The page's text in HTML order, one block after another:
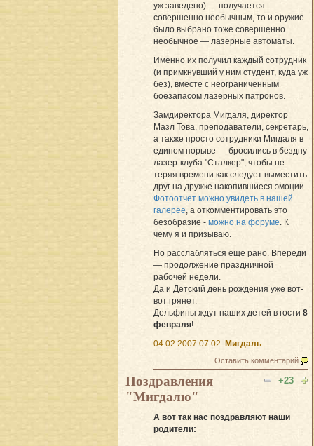
уж заведено) — получается
совершенно необычным, то и оружие
было выбрано тоже совершенно
необычное — лазерные автоматы.
Именно их получил каждый сотрудник
(и примкнувший у ним студент, куда уж
без), вместе с неограниченным
боезапасом лазерных патронов.
Замдиректора Мигдаля, директор
Мазл Това, преподаватели, секретарь,
а также просто сотрудники Мигдаля в
едином порыве — бросились в бездну
лазер-клуба "Сталкер", чтобы не
теряя времени как следует выместить
друг на дружке накопившиеся эмоции.
Фотоотчет можно увидеть в нашей
галерее, а откомментировать это
безобразие - можно на форуме. К
чему я и призываю.
Но расслабляться еще рано. Впереди
— продолжение праздничной
рабочей недели.
Да и Детский день рождения уже вот-
вот грянет.
Дельфины ждут наших детей в гости 8
февраля!
04.02.2007 07:02
Мигдаль
Оставить комментарий
+23
Поздравления
"Мигдалю"
А вот так нас поздравляют наши
родители: